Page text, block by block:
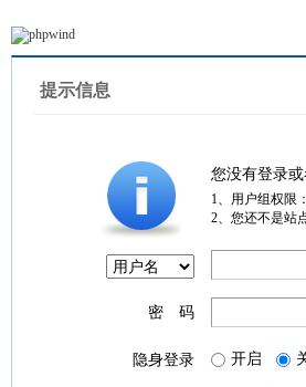
提示信息
您没有登录
1、用户组权限
2、您还不是站
密 码
隐身登录 开启